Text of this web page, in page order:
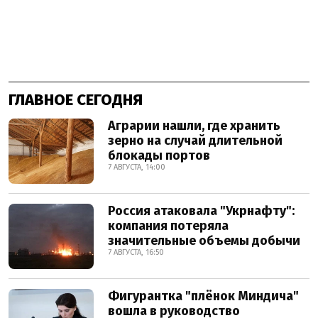
ГЛАВНОЕ СЕГОДНЯ
Аграрии нашли, где хранить
зерно на случай длительной
блокады портов
7 АВГУСТА, 14:00
Россия атаковала "Укрнафту":
компания потеряла
значительные объемы добычи
7 АВГУСТА, 16:50
Фигурантка "плёнок Миндича"
вошла в руководство